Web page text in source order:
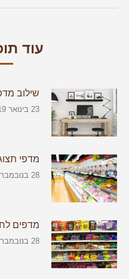
עוד
שילוב
23 בינואר 2019
מדפי
28 בנובמבר 2017
מדפים
28 בנובמבר 2017